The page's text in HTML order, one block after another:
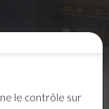
le contrôle sur
le contrôle sur
sur notre site